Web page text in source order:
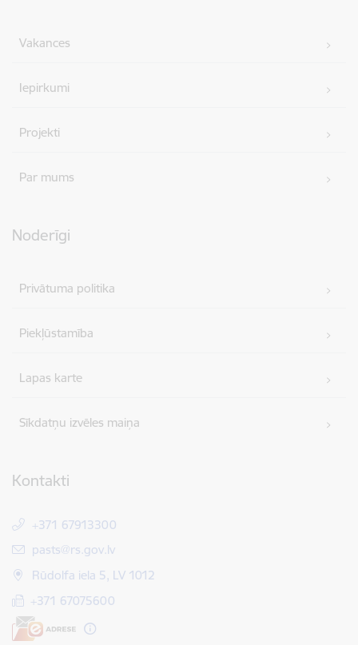
Vakances
Iepirkumi
Projekti
Par mums
Noderīgi
Privātuma politika
Piekļūstamība
Lapas karte
Sīkdatņu izvēles maiņa
Kontakti
+371 67913300
E-pasts:
pasts@rs.gov.lv
Rūdolfa iela 5, LV 1012
+371 67075600